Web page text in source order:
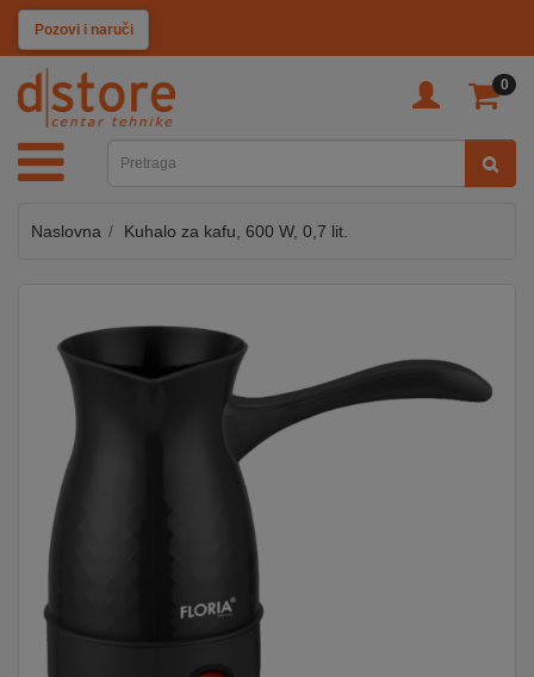
Pozovi i naruči
0
KATEGORIJE
TV
SAT
MOBILNI
AUDIO
KUĆANSKI
APARATI
DOM
Naslovna Kuhalo za kafu, 600 W, 0,7 lit.